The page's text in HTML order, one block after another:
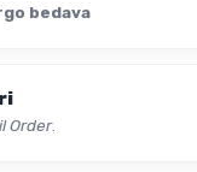
bedava
Order.